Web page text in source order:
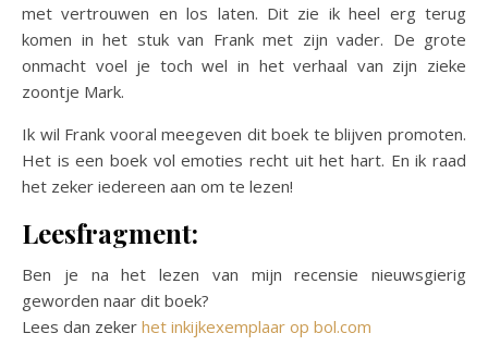
met vertrouwen en los laten. Dit zie ik heel erg terug
komen in het stuk van Frank met zijn vader. De grote
onmacht voel je toch wel in het verhaal van zijn zieke
zoontje Mark.
Ik wil Frank vooral meegeven dit boek te blijven promoten.
Het is een boek vol emoties recht uit het hart. En ik raad
het zeker iedereen aan om te lezen!
Leesfragment:
Ben je na het lezen van mijn recensie nieuwsgierig
geworden naar dit boek?
Lees dan zeker het inkijkexemplaar op bol.com